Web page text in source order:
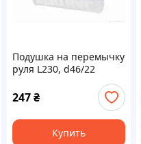
Подушка на перемычку
руля L230, d46/22
5C-030918
247₴
Купить